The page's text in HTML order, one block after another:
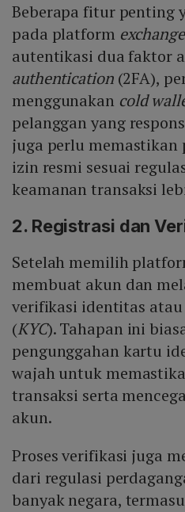
Beberapa fitur penting
pada platform exchange
autentikasi dua faktor
authentication(2FA),
menggunakan cold
pelanggan yang
juga perlu
izin resmi sesuai
keamanan transaksi
2. Registrasi dan
Setelah memilih
membuat akun dan
verifikasi identitas
(KYC). Tahapan ini
pengunggahan kartu
wajah untuk
transaksi serta
akun.
Proses verifikasi juga
dari regulasi
banyak negara,